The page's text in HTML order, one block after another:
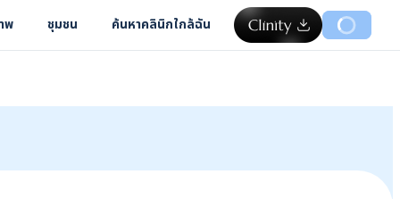
พ ชุมชน ค้นหาคลินิกใกล้ฉัน